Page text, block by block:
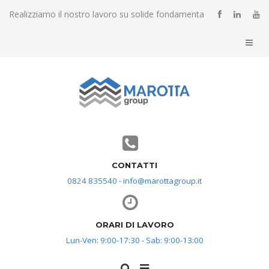
Realizziamo il nostro lavoro su solide fondamenta
CONTATTI
0824 835540 - info@marottagroup.it
ORARI DI LAVORO
Lun-Ven: 9:00-17:30 - Sab: 9:00-13:00